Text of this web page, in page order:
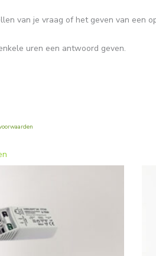
van je vraag of het geven van een
uren een antwoord geven.